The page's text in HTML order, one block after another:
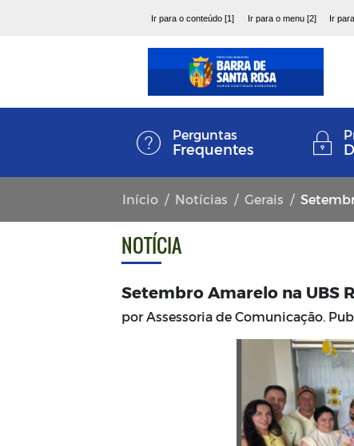
Ir para o conteúdo [1] Ir para o menu [2] Ir
Perguntas
Frequentes
Início Notícias Gerais
NOTÍCIA
Setembro Amarelo na UBS
por Assessoria de Comunicação.